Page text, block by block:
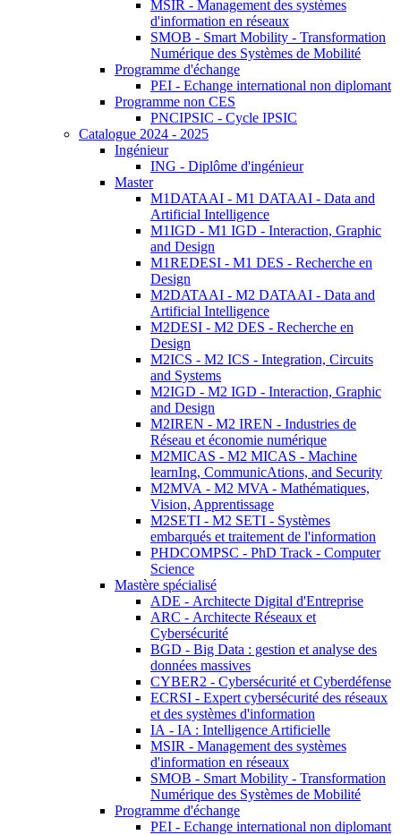
MSIR - Management des systèmes
d'information en réseaux
SMOB - Smart Mobility - Transformation
Numérique des Systèmes de Mobilité
Programme d'échange
PEI - Echange international non diplomant
Programme non CES
PNCIPSIC - Cycle IPSIC
Catalogue 2024 - 2025
Ingénieur
ING - Diplôme d'ingénieur
Master
M1DATAAI - M1 DATAAI - Data and
Artificial Intelligence
M1IGD - M1 IGD - Interaction, Graphic
and Design
M1REDESI - M1 DES - Recherche en
Design
M2DATAAI - M2 DATAAI - Data and
Artificial Intelligence
M2DESI - M2 DES - Recherche en
Design
M2ICS - M2 ICS - Integration, Circuits
and Systems
M2IGD - M2 IGD - Interaction, Graphic
and Design
M2IREN - M2 IREN - Industries de
Réseau et économie numérique
M2MICAS - M2 MICAS - Machine
learnIng, CommunicAtions, and Security
M2MVA - M2 MVA - Mathématiques,
Vision, Apprentissage
M2SETI - M2 SETI - Systèmes
embarqués et traitement de l'information
PHDCOMPSC - PhD Track - Computer
Science
Mastère spécialisé
ADE - Architecte Digital d'Entreprise
ARC - Architecte Réseaux et
Cybersécurité
BGD - Big Data : gestion et analyse des
données massives
CYBER2 - Cybersécurité et Cyberdéfense
ECRSI - Expert cybersécurité des réseaux
et des systèmes d'information
IA - IA : Intelligence Artificielle
MSIR - Management des systèmes
d'information en réseaux
SMOB - Smart Mobility - Transformation
Numérique des Systèmes de Mobilité
Programme d'échange
PEI - Echange international non diplomant